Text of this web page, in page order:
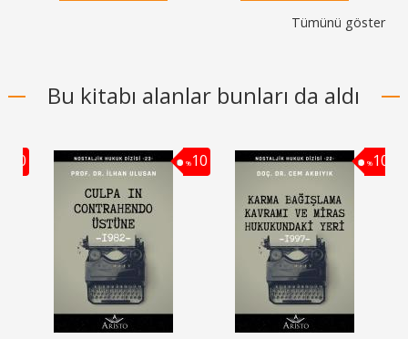
Tümünü göster
Bu kitabı alanlar bunları da aldı
10 %10 %10